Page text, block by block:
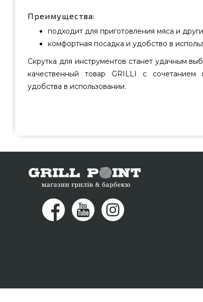
Преимущества:
подходит для приготовления мяса и
комфортная посадка и удобство в
Скрутка для инструментов станет удачным
качественный товар GRILLI с сочетанием
удобства в использовании.
каталоге грилей GrillPoint. Лучшие
онлайн каталоге Гриль Поинт. Наберите
Кременчуг, Каменец-Подольский